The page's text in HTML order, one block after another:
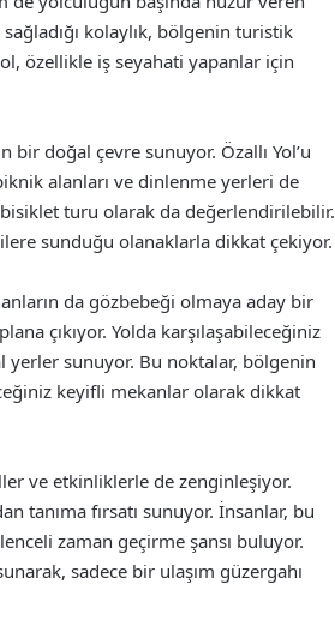
kolaylık, bölgenin turistik
özellikle iş seyahati yapanlar için
doğal çevre sunuyor. Özallı Yol’u
alanları ve dinlenme yerleri de
turu olarak da değerlendirilebilir.
sunduğu olanaklarla dikkat çekiyor.
da gözbebeği olmaya aday bir
çıkıyor. Yolda karşılaşabileceğiniz
yerler sunuyor. Bu noktalar, bölgenin
keyifli mekanlar olarak dikkat
ve etkinliklerle de zenginleşiyor.
tanıma fırsatı sunuyor. İnsanlar, bu
zaman geçirme şansı buluyor.
sadece bir ulaşım güzergahı